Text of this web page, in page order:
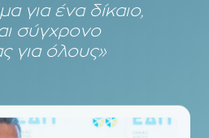
για ένα δίκαιο,
σύγχρονο
για όλους»